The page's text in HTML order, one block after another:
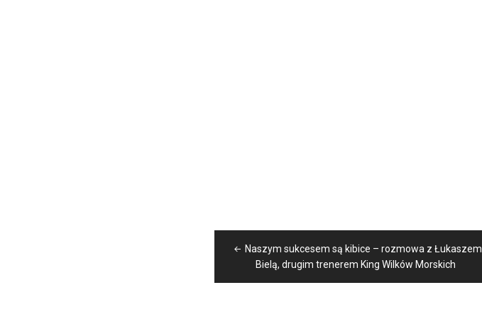
Naszym sukcesem są kibice – rozmowa z Łukaszem
Bielą, drugim trenerem King Wilków Morskich